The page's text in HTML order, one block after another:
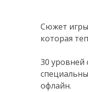
Сюжет
которая
30 уровней
офлайн.